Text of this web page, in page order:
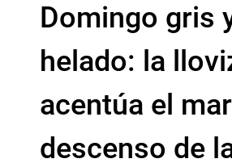
Domingo gris
helado: la
acentúa el
descenso de